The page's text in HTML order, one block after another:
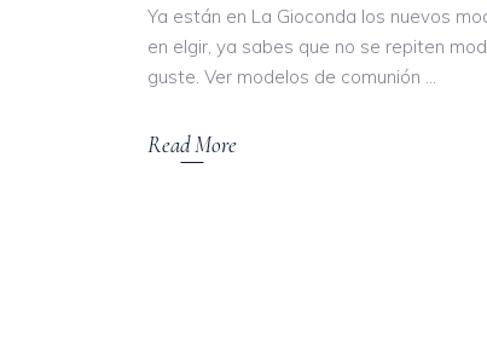
Ya están en La Gioconda los nuevos
en elgir, ya sabes que no se repiten
guste. Ver modelos de comunión
Read More